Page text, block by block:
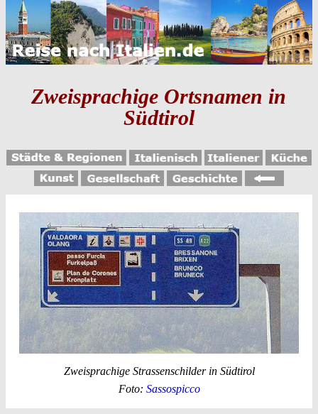
Zweisprachige Ortsnamen in
Südtirol
Zweisprachige Strassenschilder in Südtirol
Foto: Sassospicco